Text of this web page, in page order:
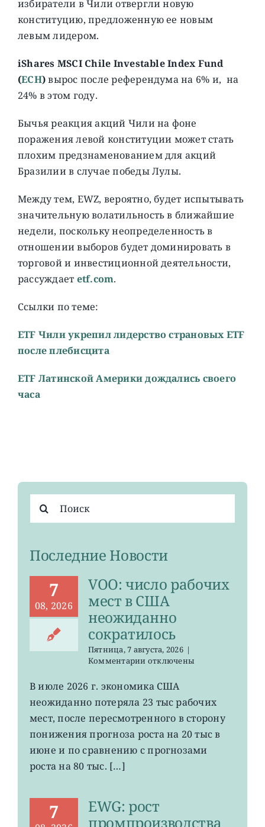
избиратели в Чили отвергли новую
конституцию, предложенную ее новым
левым лидером.
iShares MSCI Chile Investable Index Fund
(ECH)вырос после референдума на 6% и, на
24% в этом году.
Бычья реакция акций Чили на фоне
поражения левой конституции может стать
плохим предзнаменованием для акций
Бразилии в случае победы Лулы.
Между тем, EWZ, вероятно, будет испытывать
значительную волатильность в ближайшие
недели, поскольку неопределенность в
отношении выборов будет доминировать в
торговой и инвестиционной деятельности,
расcуждает etf.com.
Ссылки по теме:
ETF Чили укрепил лидерство страновых ETF
после плебисцита
ETF Латинской Америки дождались своего
часа
поиска:
Последние Новости
7
08, 2026
VOO: число рабочих
мест в США
неожиданно
сократилось
Пятница, 7 августа, 2026 |
Комментариик
VOO:
рабочих
мест
США
неожиданно
отключены
В июле 2026 г. экономика США
неожиданно потеряла 23 тыс рабочих
мест, после пересмотренного в сторону
понижения прогноза роста на 20 тыс в
июне и по сравнению с прогнозами
роста на 80 тыс. […]
7
EWG: рост
промпроизводства